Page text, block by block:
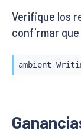
Verifique los
confirmar
ambient